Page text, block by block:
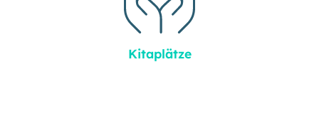
Kitaplätze